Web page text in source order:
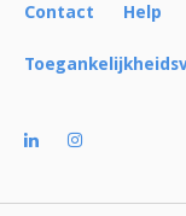
Contact Help